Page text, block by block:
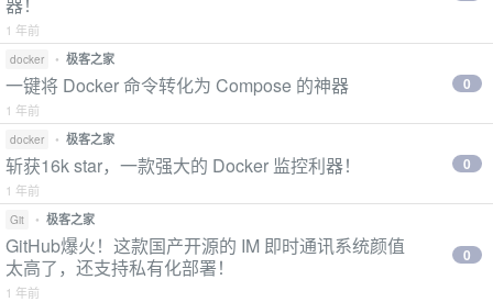
1 年前
docker • 极客之家
一键将 Docker 命令转化为 Compose 的神器
1 年前
0
docker • 极客之家
斩获16k star，一款强大的 Docker 监控利器！
1 年前
0
Git • 极客之家
GitHub爆火！这款国产开源的 IM 即时通讯系统颜值
太高了，还支持私有化部署！
1 年前
0